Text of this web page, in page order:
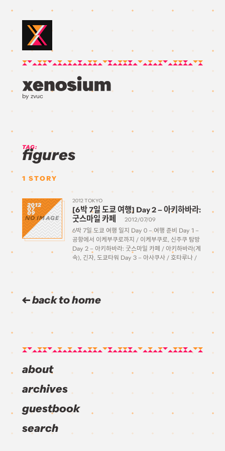
by zvuc
TAG:
figures
1 STORY
NO IMAGE
2012
07
09
2012 TOKYO
[6박 7일 도쿄 여행] Day 2 – 아키하바라:
굿스마일 카페
2012/07/09
6박 7일 도쿄 여행 일지 Day 0 – 여행 준비 Day 1 –
공항에서 이케부쿠로까지 / 이케부쿠로, 신주쿠 탐방
Day 2 – 아키하바라: 굿스마일 카페 / 아키하바라(계
속), 긴자, 도쿄타워 Day 3 – 아사쿠사 / 호타루나 /
back to home
about
archives
guestbook
search